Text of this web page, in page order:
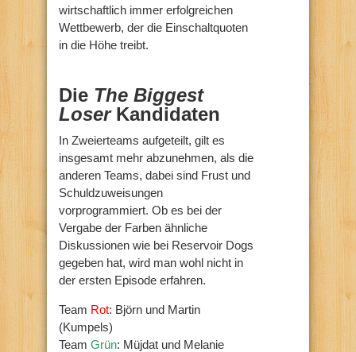
wirtschaftlich immer erfolgreichen
Wettbewerb, der die Einschaltquoten
in die Höhe treibt.
Die The Biggest
LoserKandidaten
In Zweierteams aufgeteilt, gilt es
insgesamt mehr abzunehmen, als die
anderen Teams, dabei sind Frust und
Schuldzuweisungen
vorprogrammiert. Ob es bei der
Vergabe der Farben ähnliche
Diskussionen wie bei Reservoir Dogs
gegeben hat, wird man wohl nicht in
der ersten Episode erfahren.
Team Rot: Björn und Martin
(Kumpels)
Team Grün: Müjdat und Melanie